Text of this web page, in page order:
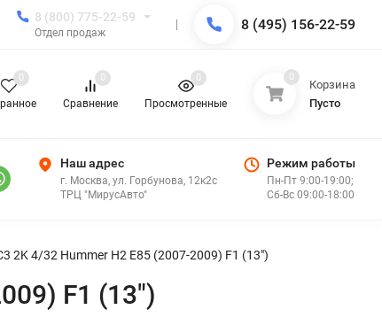
8 (800) 775-22-59
Отдел продаж 8 (495) 156-22-59
0
Сравнение
0
Просмотренные
0 0
Корзина
Пусто
Наш адрес
г. Москва, ул. Горбунова, 12к2с
ТРЦ "МирусАвто"
Режим работы
Пн-Пт 9:00-19:00;
Сб-Вс 09:00-18:00
2K 4/32 Hummer H2 E85 (2007-2009) F1 (13")
F1 (13")